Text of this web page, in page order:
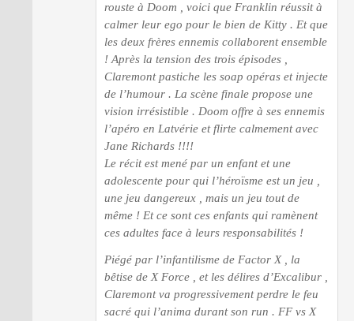
rouste à Doom , voici que Franklin réussit à
calmer leur ego pour le bien de Kitty . Et que
les deux frères ennemis collaborent ensemble
! Après la tension des trois épisodes ,
Claremont pastiche les soap opéras et injecte
de l’humour . La scène finale propose une
vision irrésistible . Doom offre à ses ennemis
l’apéro en Latvérie et flirte calmement avec
Jane Richards !!!!
Le récit est mené par un enfant et une
adolescente pour qui l’héroïsme est un jeu ,
une jeu dangereux , mais un jeu tout de
même ! Et ce sont ces enfants qui ramènent
ces adultes face à leurs responsabilités !
Piégé par l’infantilisme de Factor X , la
bêtise de X Force , et les délires d’Excalibur ,
Claremont va progressivement perdre le feu
sacré qui l’anima durant son run . FF vs X